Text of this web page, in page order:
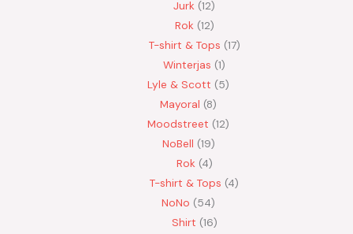
Jurk 12
Rok 12
T-shirt & Tops 17
Winterjas 1
Lyle & Scott
5
Mayoral 8
Moodstreet 12
NoBell 19
Rok 4
T-shirt & Tops 4
NoNo
54
Shirt 16